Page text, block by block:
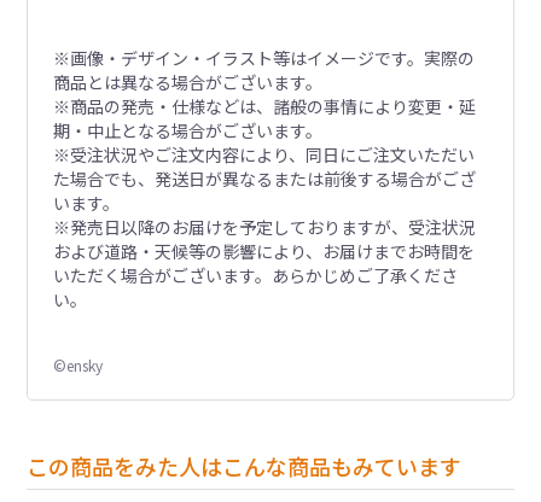
※画像・デザイン・イラスト等はイメージです。実際の
商品とは異なる場合がございます。
※商品の発売・仕様などは、諸般の事情により変更・延
期・中止となる場合がございます。
※受注状況やご注文内容により、同日にご注文いただい
た場合でも、発送日が異なるまたは前後する場合がござ
います。
※発売日以降のお届けを予定しておりますが、受注状況
および道路・天候等の影響により、お届けまでお時間を
いただく場合がございます。あらかじめご了承くださ
い。
©ensky
この商品をみた人はこんな商品もみています